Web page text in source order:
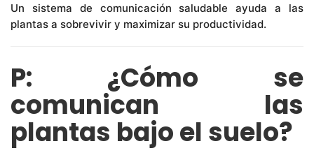
Un sistema de comunicación saludable ayuda a las
plantas a sobrevivir y maximizar su productividad.
P: ¿Cómo se
comunican las
plantas bajo el suelo?